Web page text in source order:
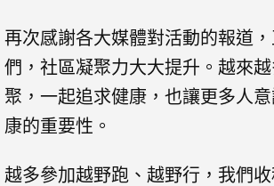
再次感謝各大媒體對活動的報道
們，社區凝聚力大大提升。越來
聚，一起追求健康，也讓更多人
康的重要性。
越多參加越野跑、越野行，我們